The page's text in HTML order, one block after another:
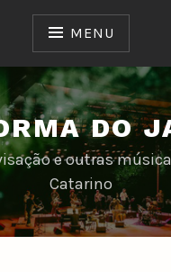
MENU
DO
e outras
Catarino